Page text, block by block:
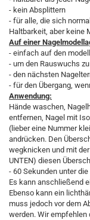
- kein Absplittern
- für alle, die sich
Haltbarkeit, aber keine
Auf einer
- einfach auf den
- um den Rauswuchs
- den nächsten
- für den Übergang,
Anwendung:
Hände waschen,
entfernen, Nagel mit
(lieber eine Nummer
andrücken. Den
wegknicken und mit
UNTEN) diesen
- 60 Sekunden unter
Es kann anschließend
Ebenso kann ein
muss jedoch vor dem
werden. Wir empfehlen